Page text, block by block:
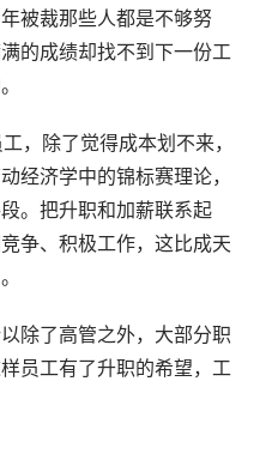
被裁那些人都是不够努
的成绩却找不到下一份工
，除了觉得成本划不来，
经济学中的锦标赛理论，
。把升职和加薪联系起
争、积极工作，这比成天
除了高管之外，大部分职
员工有了升职的希望，工